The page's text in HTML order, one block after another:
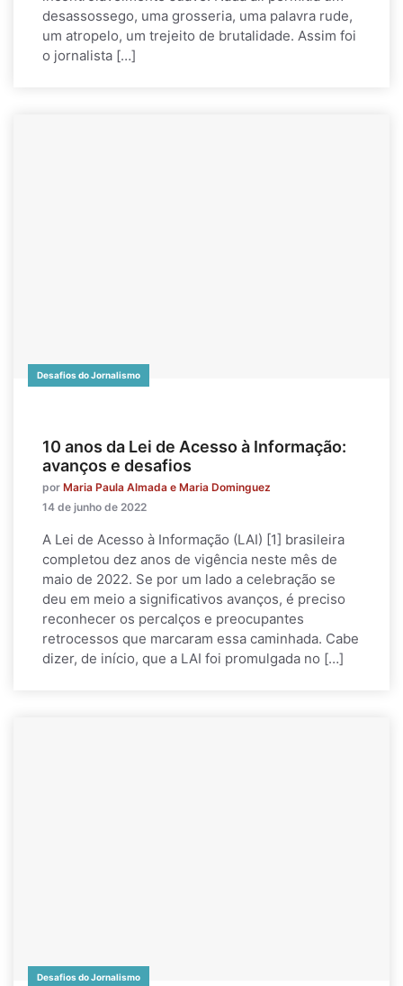
desassossego, uma grosseria, uma palavra rude,
um atropelo, um trejeito de brutalidade. Assim foi
o jornalista […]
Desafios do Jornalismo
10 anos da Lei de Acesso à Informação:
avanços e desafios
por Maria Paula Almada e Maria Dominguez
14 de junho de 2022
A Lei de Acesso à Informação (LAI) [1] brasileira
completou dez anos de vigência neste mês de
maio de 2022. Se por um lado a celebração se
deu em meio a significativos avanços, é preciso
reconhecer os percalços e preocupantes
retrocessos que marcaram essa caminhada. Cabe
dizer, de início, que a LAI foi promulgada no […]
Desafios do Jornalismo